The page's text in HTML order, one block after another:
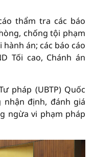
thẩm tra các báo
chống tội phạm
án; các báo cáo
Tối cao, Chánh án
pháp (UBTP) Quốc
định, đánh giá
ngừa vi phạm pháp